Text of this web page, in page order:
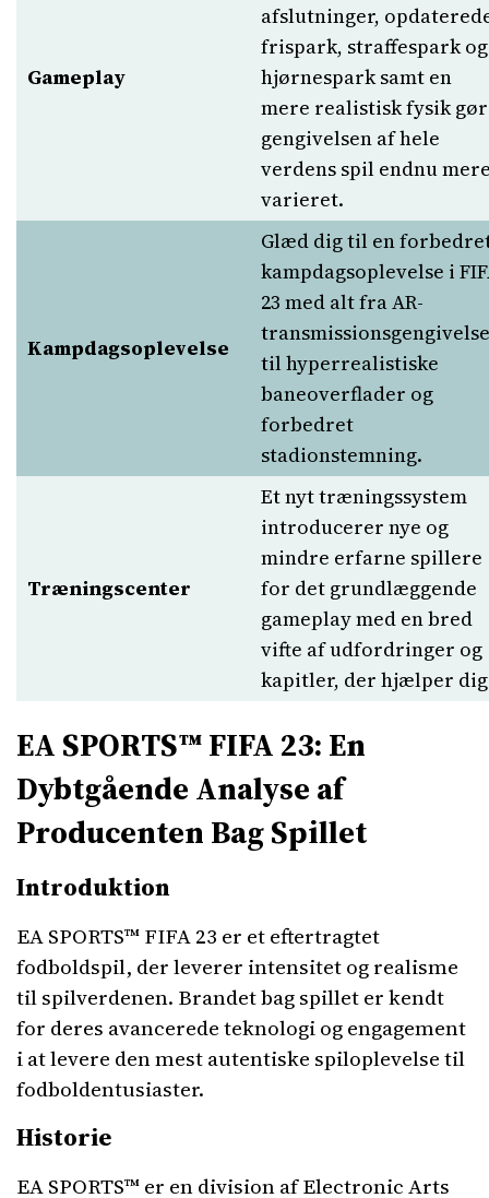
Gameplay
afslutninger,
frispark, straffespark og
hjørnespark samt en
mere realistisk fysik gør
gengivelsen af hele
verdens spil endnu
varieret.
Kampdagsoplevelse
Glæd dig til en
kampdagsoplevelse i
23 med alt fra AR-
til hyperrealistiske
baneoverflader og
forbedret
stadionstemning.
Træningscenter
Et nyt træningssystem
introducerer nye og
mindre erfarne spillere
for det grundlæggende
gameplay med en bred
vifte af udfordringer og
kapitler, der hjælper dig
EA SPORTS™ FIFA 23: En
Dybtgående Analyse af
Producenten Bag Spillet
Introduktion
EA SPORTS™ FIFA 23 er et eftertragtet
fodboldspil, der leverer intensitet og realisme
til spilverdenen. Brandet bag spillet er kendt
for deres avancerede teknologi og engagement
i at levere den mest autentiske spiloplevelse til
fodboldentusiaster.
Historie
EA SPORTS™ er en division af Electronic Arts